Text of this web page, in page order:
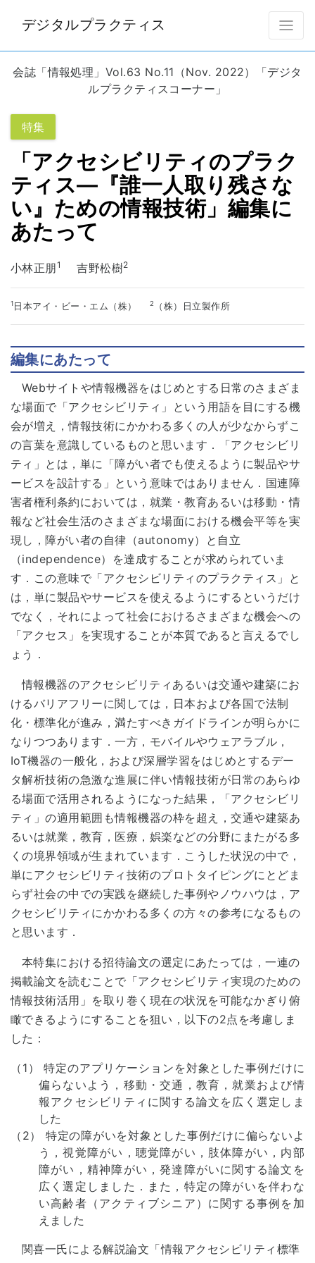
デジタルプラクティス
会誌「情報処理」Vol.63 No.11（Nov. 2022）「デジタ
ルプラクティスコーナー」
特集
「アクセシビリティのプラク
ティス―『誰一人取り残さな
い』ための情報技術」編集に
あたって
小林正朋1 吉野松樹2
1 日本アイ・ビー・エム（株） 2 （株）日立製作所
編集にあたって
Webサイトや情報機器をはじめとする日常のさまざま
な場面で「アクセシビリティ」という用語を目にする機
会が増え，情報技術にかかわる多くの人が少なからずこ
の言葉を意識しているものと思います．「アクセシビリ
ティ」とは，単に「障がい者でも使えるように製品やサ
ービスを設計する」という意味ではありません．国連障
害者権利条約においては，就業・教育あるいは移動・情
報など社会生活のさまざまな場面における機会平等を実
現し，障がい者の自律（autonomy）と自立
（independence）を達成することが求められていま
す．この意味で「アクセシビリティのプラクティス」と
は，単に製品やサービスを使えるようにするというだけ
でなく，それによって社会におけるさまざまな機会への
「アクセス」を実現することが本質であると言えるでし
ょう．
情報機器のアクセシビリティあるいは交通や建築にお
けるバリアフリーに関しては，日本および各国で法制
化・標準化が進み，満たすべきガイドラインが明らかに
なりつつあります．一方，モバイルやウェアラブル，
IoT機器の一般化，および深層学習をはじめとするデー
タ解析技術の急激な進展に伴い情報技術が日常のあらゆ
る場面で活用されるようになった結果，「アクセシビリ
ティ」の適用範囲も情報機器の枠を超え，交通や建築あ
るいは就業，教育，医療，娯楽などの分野にまたがる多
くの境界領域が生まれています．こうした状況の中で，
単にアクセシビリティ技術のプロトタイピングにとどま
らず社会の中での実践を継続した事例やノウハウは，ア
クセシビリティにかかわる多くの方々の参考になるもの
と思います．
本特集における招待論文の選定にあたっては，一連の
掲載論文を読むことで「アクセシビリティ実現のための
情報技術活用」を取り巻く現在の状況を可能なかぎり俯
瞰できるようにすることを狙い，以下の2点を考慮しま
した：
（1） 特定のアプリケーションを対象とした事例だけに
偏らないよう，移動・交通，教育，就業および情
報アクセシビリティに関する論文を広く選定しま
した
（2） 特定の障がいを対象とした事例だけに偏らないよ
う，視覚障がい，聴覚障がい，肢体障がい，内部
障がい，精神障がい，発達障がいに関する論文を
広く選定しました．また，特定の障がいを伴わな
い高齢者（アクティブシニア）に関する事例を加
えました
関喜一氏による解説論文「情報アクセシビリティ標準